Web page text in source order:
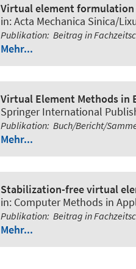
Virtual element
in:Acta Mechanica Sinica/
Publikation: Beitrag in
Mehr...
Virtual Element Methods in
Springer International
Publikation: Buch/Bericht/
Mehr...
Stabilization-free virtual
in: Computer Methods in
Publikation: Beitrag in
Mehr...